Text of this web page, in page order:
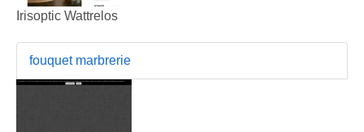
Irisoptic Wattrelos
fouquet marbrerie